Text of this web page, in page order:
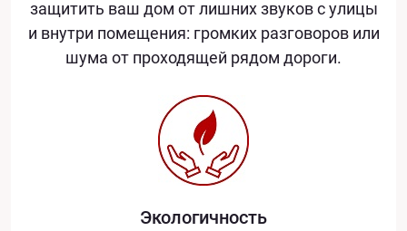
защитить ваш дом от лишних звуков с улицы
и внутри помещения: громких разговоров или
шума от проходящей рядом дороги.
Экологичность